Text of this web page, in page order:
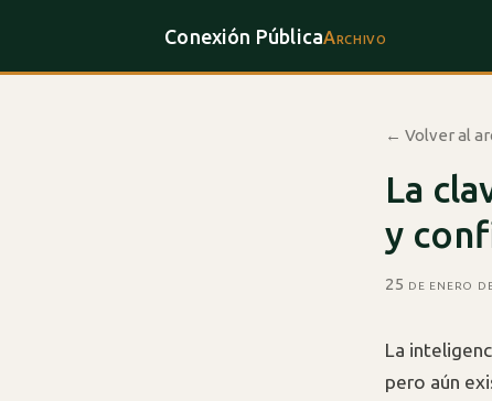
Conexión PúblicaArchivo
← Volver al
La
y
25 de enero
La
pero aún